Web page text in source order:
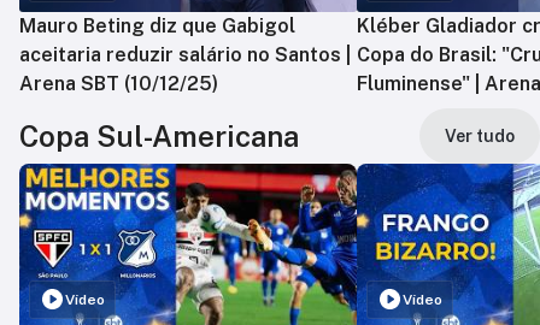
Mauro Beting diz que Gabigol
aceitaria reduzir salário no Santos |
Arena SBT (10/12/25)
Kléber Gladiador
Copa do Brasil:
Fluminense" |
Copa Sul-Americana Ver tudo
Vídeo Vídeo